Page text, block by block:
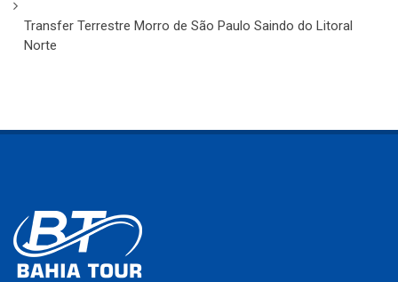
Transfer Terrestre Morro de São Paulo Saindo do Litoral
Norte